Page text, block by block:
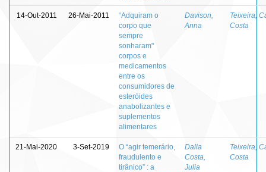
14-Out-2011 26-Mai-2011
“Adquiram o
corpo que
sempre
sonharam"
corpos e
medicamentos
entre os
consumidores de
esteróides
anabolizantes e
suplementos
alimentares
Davison,
Anna
Teixeira,
Costa
21-Mai-2020 3-Set-2019
O “agir temerário,
fraudulento e
tirânico” : a
Dalla
Costa,
Julia
Teixeira,
Costa